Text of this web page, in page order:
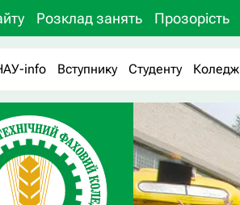
Розклад занять Прозорість
info Вступнику Студенту Коледж